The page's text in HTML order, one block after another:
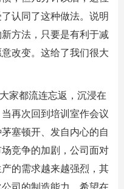
认同了这种做法。说明
方法，只要是有利于减
改变。这给了我们很大
家都流连忘返，沉浸在
再次回到培训室作会议
塞顿开、发自内心的自
竞争的加剧，公司面对
的需求越来越强烈，其
司的制造能力，希望在